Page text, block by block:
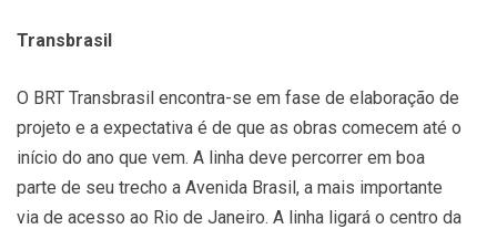
Transbrasil
O BRT Transbrasil encontra-se em fase de elaboração de
projeto e a expectativa é de que as obras comecem até o
início do ano que vem. A linha deve percorrer em boa
parte de seu trecho a Avenida Brasil, a mais importante
via de acesso ao Rio de Janeiro. A linha ligará o centro da